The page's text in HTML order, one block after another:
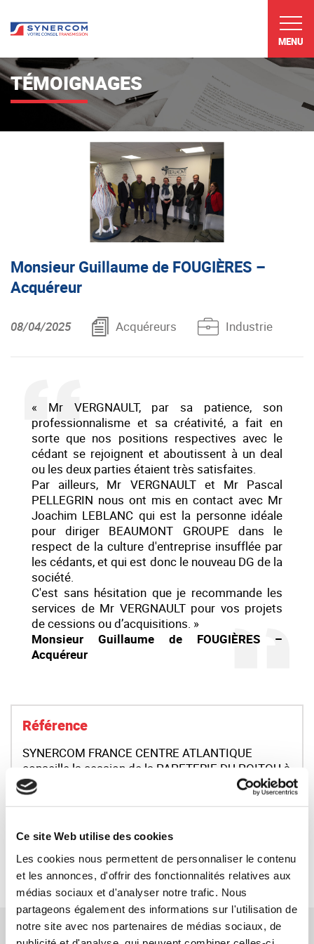
Ce site Web utilise des cookies
Les cookies nous permettent de personnaliser le contenu
et les annonces, d'offrir des fonctionnalités relatives aux
médias sociaux et d'analyser notre trafic. Nous
partageons également des informations sur l'utilisation de
notre site avec nos partenaires de médias sociaux, de
MENU
TÉMOIGNAGES
Monsieur Guillaume de FOUGIÈRES –
Acquéreur
08/04/2025 Acquéreurs Industrie
« Mr VERGNAULT, par sa patience, son
professionnalisme et sa créativité, a fait en
sorte que nos positions respectives avec le
cédant se rejoignent et aboutissent à un deal
ou les deux parties étaient très satisfaites.
Par ailleurs, Mr VERGNAULT et Mr Pascal
PELLEGRIN nous ont mis en contact avec Mr
Joachim LEBLANC qui est la personne idéale
pour diriger BEAUMONT GROUPE dans le
respect de la culture d'entreprise insufflée par
les cédants, et qui est donc le nouveau DG de la
société.
C'est sans hésitation que je recommande les
services de Mr VERGNAULT pour vos projets
de cessions ou d’acquisitions. »
Monsieur Guillaume de FOUGIÈRES –
Acquéreur
Référence
SYNERCOM FRANCE CENTRE ATLANTIQUE
conseille la cession de la PAPETERIE DU POITOU à
BEAUMONT GROUPE HOLDING
RETOUR
TÉMOIGNAGES CONNEXES